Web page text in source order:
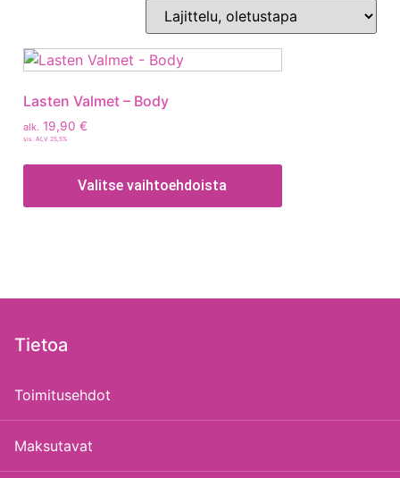
Lasten Valmet – Body
alk. 19,90 €
sis. ALV 25,5%
Valitse vaihtoehdoista
Tietoa
Toimitusehdot
Maksutavat